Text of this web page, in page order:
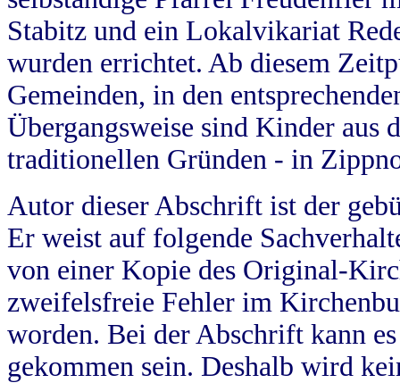
Stabitz und ein Lokalvikariat
wurden errichtet. Ab diesem
Gemeinden, in den
Übergangsweise sind Kinder aus
traditionellen Gründen - in
Autor dieser Abschrift ist der
Er weist auf folgende
von einer Kopie des Original-
zweifelsfreie Fehler im
worden. Bei der Abschrift kann
gekommen sein. Deshalb wird